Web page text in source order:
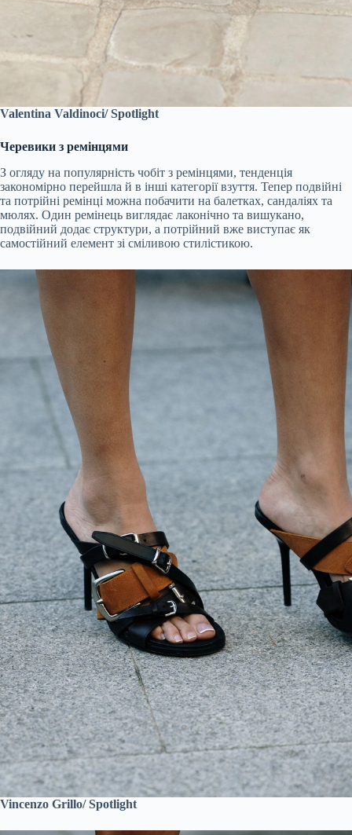
Valentina Valdinoci/ Spotlight
Черевики з ремінцями
З огляду на популярність чобіт з ремінцями, тенденція
закономірно перейшла й в інші категорії взуття. Тепер подвійні
та потрійні ремінці можна побачити на балетках, сандаліях та
мюлях. Один ремінець виглядає лаконічно та вишукано,
подвійний додає структури, а потрійний вже виступає як
самостійний елемент зі сміливою стилістикою.
Vincenzo Grillo/ Spotlight